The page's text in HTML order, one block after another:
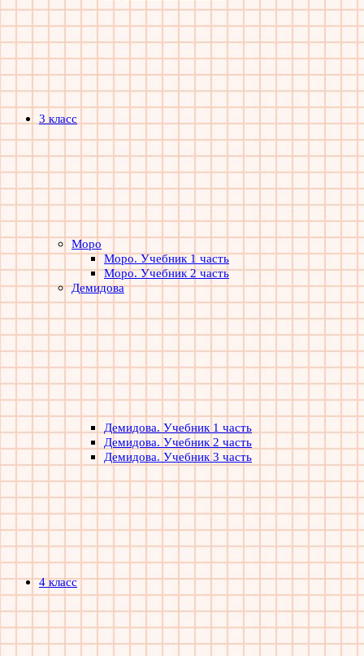
3 класс
Моро
Моро. Учебник 1 часть
Моро. Учебник 2 часть
Демидова
Демидова. Учебник 1 часть
Демидова. Учебник 2 часть
Демидова. Учебник 3 часть
4 класс